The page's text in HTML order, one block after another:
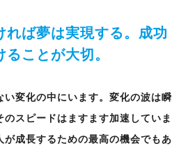
れば夢は実現する。成功
ことが大切。
い変化の中にいます。変化の波は瞬
のスピードはますます加速していま
が成長するための最高の機会でもあ